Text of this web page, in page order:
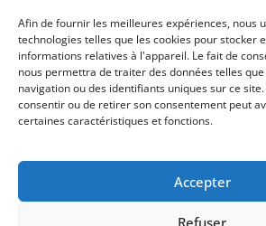
Afin de fournir les meilleures expériences, nous
technologies telles que les cookies pour stocker
informations relatives à l'appareil. Le fait de
nous permettra de traiter des données telles
navigation ou des identifiants uniques sur ce
consentir ou de retirer son consentement peut
certaines caractéristiques et fonctions.
Accepter
Refuser
Recevez nos conseils, nos actualités
boîte email.
J'acceptela politique de confidentialité